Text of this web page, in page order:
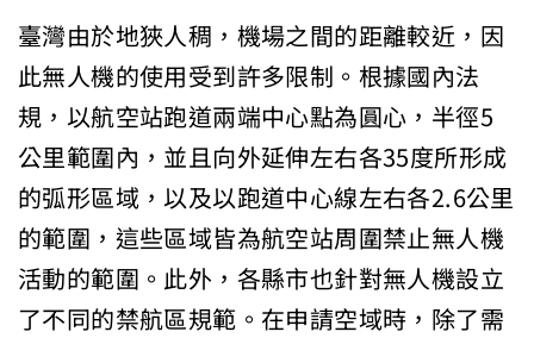
臺灣由於地狹人稠，機場之間的距離較近，因
此無人機的使用受到許多限制。根據國內法
規，以航空站跑道兩端中心點為圓心，半徑5
公里範圍內，並且向外延伸左右各35度所形成
的弧形區域，以及以跑道中心線左右各2.6公里
的範圍，這些區域皆為航空站周圍禁止無人機
活動的範圍。此外，各縣市也針對無人機設立
了不同的禁航區規範。在申請空域時，除了需